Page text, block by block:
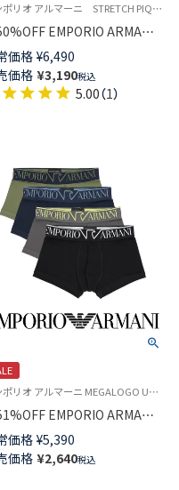
エンポリオ アルマーニ STRETCH PIQUET Underwear 公式オンラインショップ 紳士 ブランド アンダーウェア
EMPORIO ARMANI
レッチピケ ボクサーパンツ
じ EUサイズ メンズ
価格 ¥6,490
価格 ¥3,190税込
5.00（1）
エンポリオ アルマーニ MEGALOGO Underwear 公式オンラインショップ 紳士 下着 ブランド アンダーウェア
EMPORIO ARMANI
ロゴ ボクサーパンツ 前閉
サイズ メンズ 54095169
価格 ¥5,390
価格 ¥2,640税込